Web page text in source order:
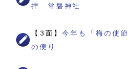
拝 常磐神社
【3面】今年も「梅の使
の便り